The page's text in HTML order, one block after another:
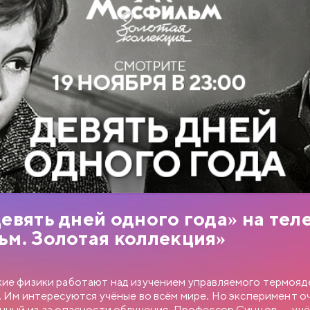
дней одного года» на
Золотая коллекция»
физики работают над изучением управляемого
Им интересуются учёные во всём мире. Но эксперимент
РОМАН
МОСФИЛЬМА
Новосельцев, рядовой служащий одного статистического
советует ему приударить за Людмилой Прокопьевной
в юбке и директором заведения…